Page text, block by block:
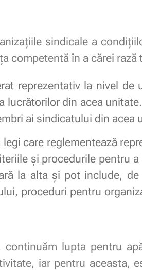
sindicale a
competentă în a cărei
reprezentativ la nivel
lucrătorilor din acea
ai sindicatului din acea
care reglementează
și procedurile pentru
la alta și pot include,
proceduri pentru
lupta pentru
iar pentru aceasta,